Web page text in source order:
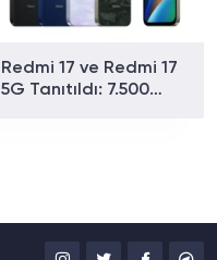
Redmi 17 ve Redmi 17
5G Tanıtıldı: 7.500